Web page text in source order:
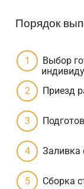
Порядок
Выбор
Приезд
Заливка
Сборка